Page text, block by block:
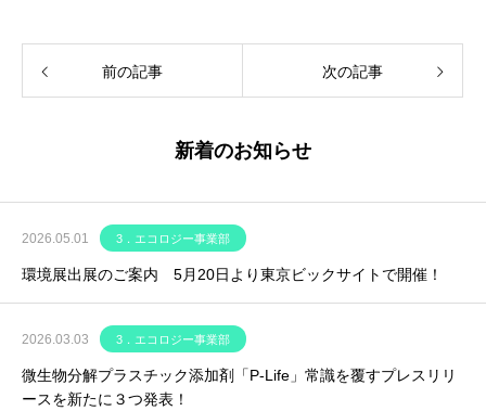
前の記事 次の記事
新着のお知らせ
2026.05.01 3．エコロジー事業部
環境展出展のご案内 5月20日より東京ビックサイトで開催！
2026.03.03 3．エコロジー事業部
微生物分解プラスチック添加剤「P-Life」常識を覆すプレスリリ
ースを新たに３つ発表！